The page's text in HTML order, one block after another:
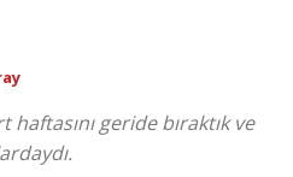
haftasını geride bıraktık ve